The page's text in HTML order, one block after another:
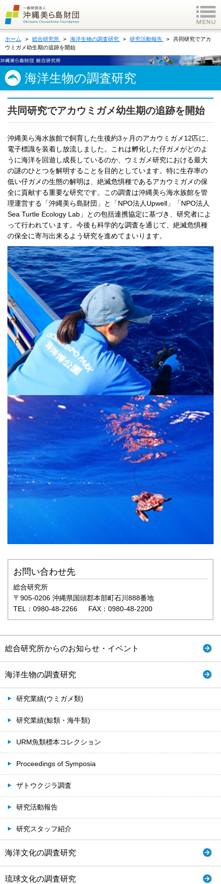
ホーム 総合研究所 海洋生物の調査研究 研究活動報告
共同研究でアカ
ウミガメ幼生期の追跡を開始
海洋生物の調査研究
共同研究でアカウミガメ幼生期の追跡を開始
沖縄美ら海水族館で飼育した生後約3ヶ月のアカウミガメ12匹に、
電子標識を装着し放流しました。これは孵化した仔ガメがどのよ
うに海洋を回遊し成長しているのか、ウミガメ研究における最大
の謎のひとつを解明することを目的としています。特に生存率の
低い仔ガメの生態の解明は、絶滅危惧種であるアカウミガメの保
全に貢献する重要な研究です。この調査は沖縄美ら海水族館を管
理運営する「沖縄美ら島財団」と「NPO法人Upwell」「NPO法人
Sea Turtle Ecology Lab」との包括連携協定に基づき、研究者によ
って行われています。今後も科学的な調査を通じて、絶滅危惧種
の保全に寄与出来るよう研究を進めてまいります。
お問い合わせ先
総合研究所
〒905-0206 沖縄県国頭郡本部町石川888番地
TEL：0980-48-2266 FAX：0980-48-2200
総合研究所からのお知らせ・イベント
海洋生物の調査研究
研究業績(ウミガメ類)
研究業績(鯨類・海牛類)
URM魚類標本コレクション
Proceedings of Symposia
ザトウクジラ調査
研究活動報告
研究スタッフ紹介
海洋文化の調査研究
琉球文化の調査研究